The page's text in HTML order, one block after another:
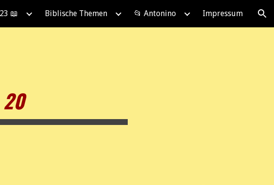
Skip to navigation
📖 Biblische Themen 📂 Antonino Impressum
20